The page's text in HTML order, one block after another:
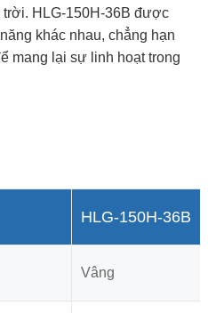
trời. HLG-150H-36B được
khác nhau, chẳng hạn
mang lại sự linh hoạt trong
HLG-150H-36B
Vâng